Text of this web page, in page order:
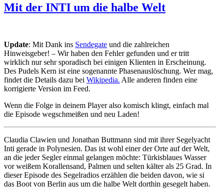
Mit der INTI um die halbe Welt
Update: Mit Dank ins Sendegate und die zahlreichen
Hinweisgeber! – Wir haben den Fehler gefunden und er tritt
wirklich nur sehr sporadisch bei einigen Klienten in Erscheinung.
Des Pudels Kern ist eine sogenannte Phasenauslöschung. Wer mag,
findet die Details dazu bei Wikipedia. Alle anderen finden eine
korrigierte Version im Feed.
Wenn die Folge in deinem Player also komisch klingt, einfach mal
die Episode wegschmeißen und neu Laden!
Claudia Clawien und Jonathan Buttmann sind mit ihrer Segelyacht
Inti gerade in Polynesien. Das ist wohl einer der Orte auf der Welt,
an die jeder Segler einmal gelangen möchte: Türkisblaues Wasser
vor weißem Korallensand, Palmen und selten kälter als 25 Grad. In
dieser Episode des Segelradios erzählen die beiden davon, wie si
das Boot von Berlin aus um die halbe Welt dorthin gesegelt haben.